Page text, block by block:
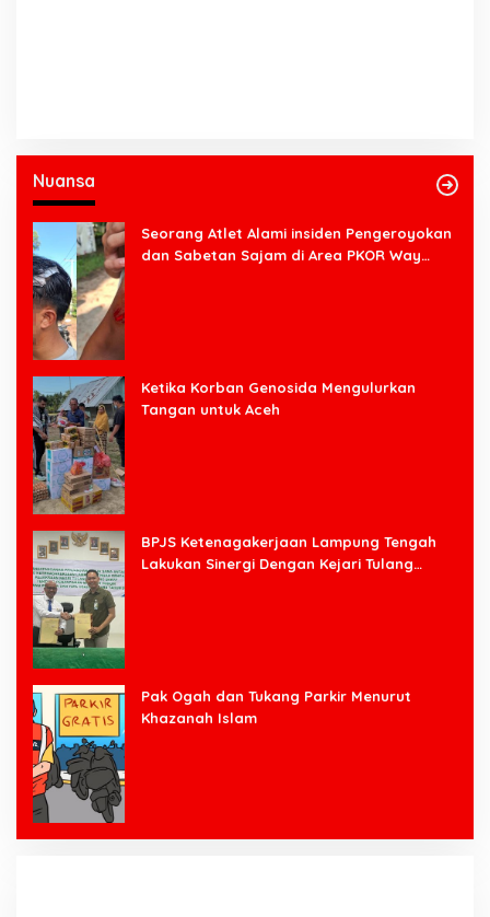
Nuansa
Seorang Atlet Alami insiden Pengeroyokan
dan Sabetan Sajam di Area PKOR Way
Ketika Korban Genosida Mengulurkan
Tangan untuk Aceh
BPJS Ketenagakerjaan Lampung Tengah
Lakukan Sinergi Dengan Kejari Tulang
Pak Ogah dan Tukang Parkir Menurut
Khazanah Islam